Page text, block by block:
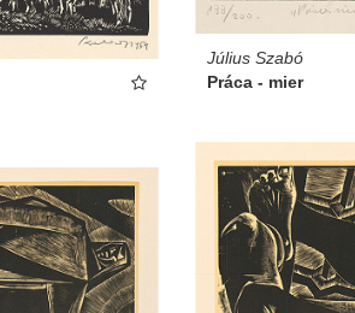
Július Szabó
Práca - mier